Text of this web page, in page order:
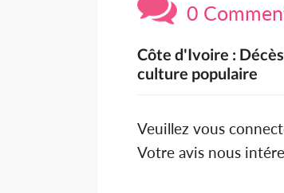
0
Côte d'Ivoire :
culture populaire
Veuillez vous
Votre avis nous